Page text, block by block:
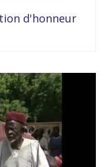
d'honneur